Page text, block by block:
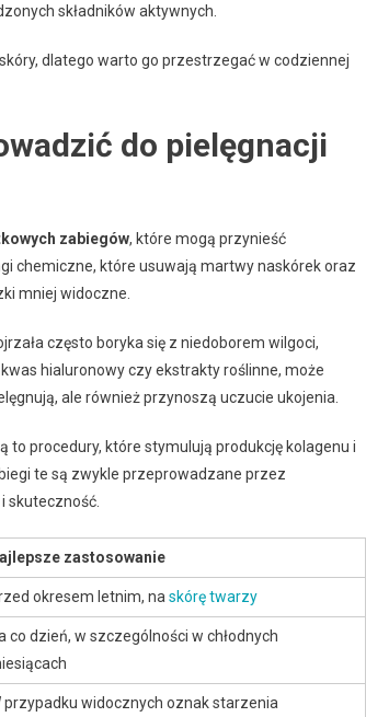
składników aktywnych.
dlatego warto go przestrzegać w codziennej
do pielęgnacji
zabiegów, które mogą przynieść
chemiczne, które usuwają martwy naskórek oraz
mniej widoczne.
często boryka się z niedoborem wilgoci,
hialuronowy czy ekstrakty roślinne, może
ale również przynoszą uczucie ukojenia.
to procedury, które stymulują produkcję kolagenu i
te są zwykle przeprowadzane przez
skuteczność.
zastosowanie
okresem letnim, na skórę twarzy
co dzień, w szczególności w chłodnych
przypadku widocznych oznak starzenia